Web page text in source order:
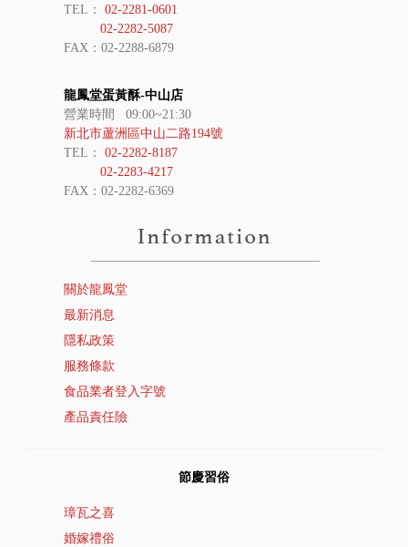
TEL： 02-2281-0601
02-2282-5087
FAX：02-2288-6879
龍鳳堂蛋黃酥-中山店
營業時間 09:00~21:30
新北市蘆洲區中山二路194號
TEL： 02-2282-8187
02-2283-4217
FAX：02-2282-6369
關於龍鳳堂
最新消息
隱私政策
服務條款
食品業者登入字號
產品責任險
節慶習俗
璋瓦之喜
婚嫁禮俗